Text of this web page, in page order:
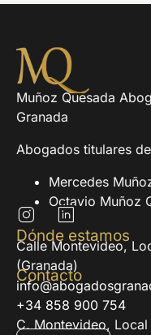
Muñoz Quesada
Granada
Abogados titulares
Mercedes
Octavio Muñoz
Dónde estamos
Calle Montevideo,
(Granada)
Contacto
+34 858 900 754
C. Montevideo, Local